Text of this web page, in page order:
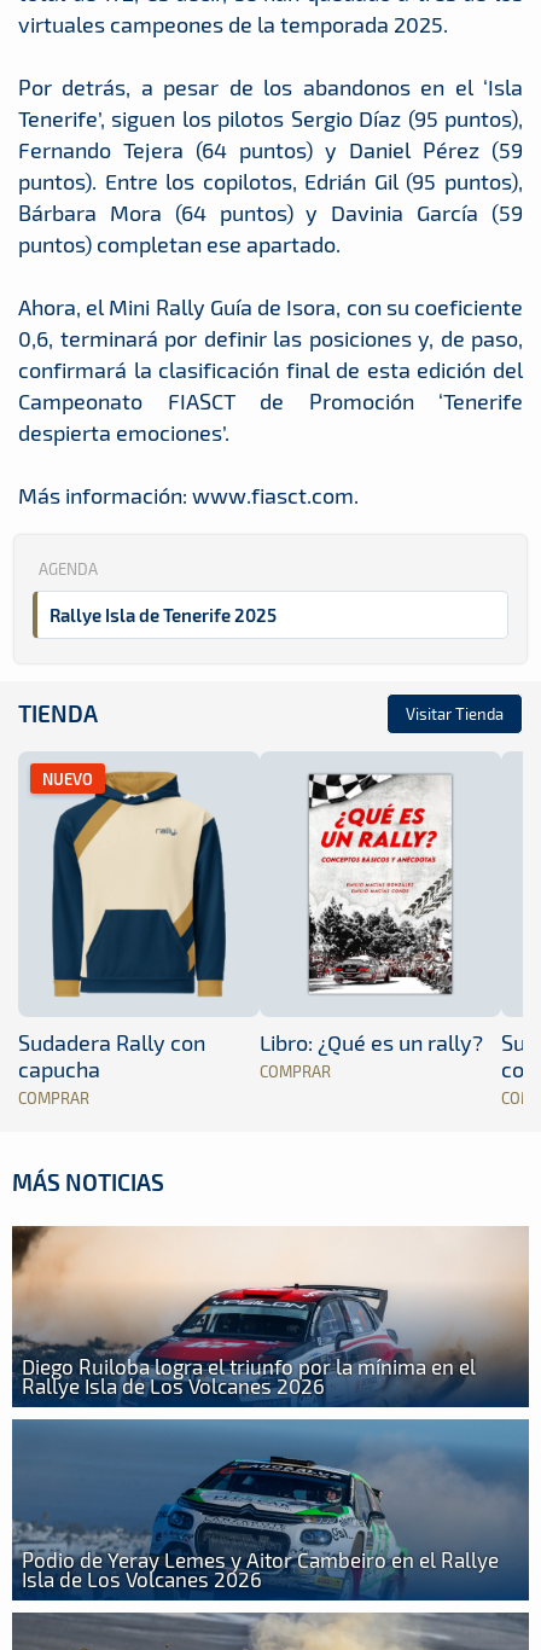
virtuales campeones de la temporada 2025.
Por detrás, a pesar de los abandonos en el ‘Isla
Tenerife’, siguen los pilotos Sergio Díaz (95 puntos),
Fernando Tejera (64 puntos) y Daniel Pérez (59
puntos). Entre los copilotos, Edrián Gil (95 puntos),
Bárbara Mora (64 puntos) y Davinia García (59
puntos) completan ese apartado.
Ahora, el Mini Rally Guía de Isora, con su coeficiente
0,6, terminará por definir las posiciones y, de paso,
confirmará la clasificación final de esta edición del
Campeonato FIASCT de Promoción ‘Tenerife
despierta emociones’.
Más información: www.fiasct.com.
AGENDA
Rallye Isla de Tenerife 2025
TIENDA Visitar Tienda
NUEVO
Sudadera Rally con
capucha
COMPRAR
Libro: ¿Qué es un rally?
COMPRAR
MÁS NOTICIAS
Diego Ruiloba logra el triunfo por la mínima en el
Rallye Isla de Los Volcanes 2026
Podio de Yeray Lemes y Aitor Cambeiro en el Rallye
Isla de Los Volcanes 2026